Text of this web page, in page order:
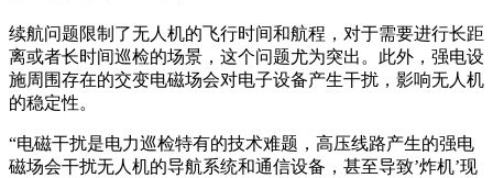
续航问题限制了无人机的飞行时间和航程，对于需要进行长距
离或者长时间巡检的场景，这个问题尤为突出。此外，强电设
施周围存在的交变电磁场会对电子设备产生干扰，影响无人机
的稳定性。
“电磁干扰是电力巡检特有的技术难题，高压线路产生的强电
磁场会干扰无人机的导航系统和通信设备，甚至导致’炸机’现